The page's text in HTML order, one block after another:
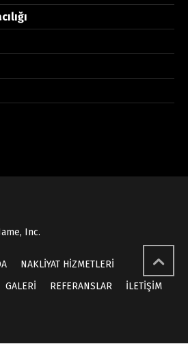
Inc.
NAKLİYAT HİZMETLERİ
GALERİ REFERANSLAR İLETİŞİM